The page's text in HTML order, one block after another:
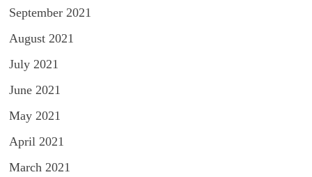
September 2021
August 2021
July 2021
June 2021
May 2021
April 2021
March 2021